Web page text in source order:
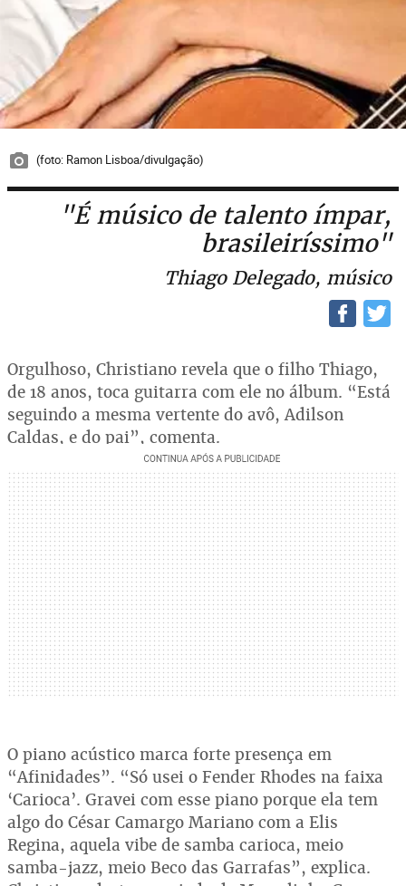
(foto: Ramon Lisboa/divulgação)
"É músico de talento ímpar,
brasileiríssimo"
Thiago Delegado, músico
Orgulhoso, Christiano revela que o filho Thiago,
de 18 anos, toca guitarra com ele no álbum. “Está
seguindo a mesma vertente do avô, Adilson
Caldas, e do pai”, comenta.
O piano acústico marca forte presença em
“Afinidades”. “Só usei o Fender Rhodes na faixa
‘Carioca’. Gravei com esse piano porque ela tem
algo do César Camargo Mariano com a Elis
Regina, aquela vibe de samba carioca, meio
samba-jazz, meio Beco das Garrafas”, explica.